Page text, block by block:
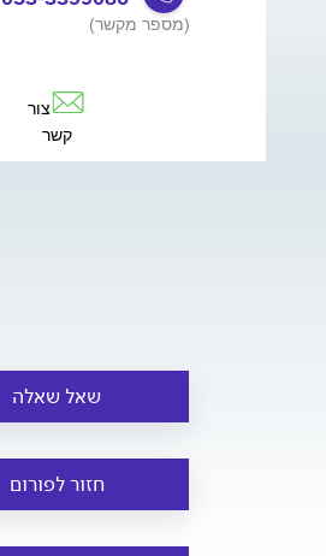
(מספר מקשר)
צור
קשר
שאל שאלה
חזור לפורום